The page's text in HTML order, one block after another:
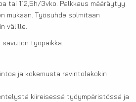
tai 112,5h/3vko. Palkkaus määräytyy
mukaan. Työsuhde solmitaan
välille.
työpaikka.
ja kokemusta ravintolakokin
kiireisessä työympäristössä ja